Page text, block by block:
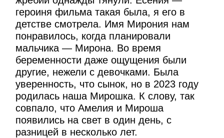
героиня фильма такая была, я его в
детстве смотрела. Имя Мирония нам
понравилось, когда планировали
мальчика — Мирона. Во время
беременности даже ощущения были
другие, нежели с девочками. Была
уверенность, что сынок, но в 2023 году
родилась наша Мирошка. К слову, так
совпало, что Амелия и Мироша
появились на свет в один день, с
разницей в несколько лет.